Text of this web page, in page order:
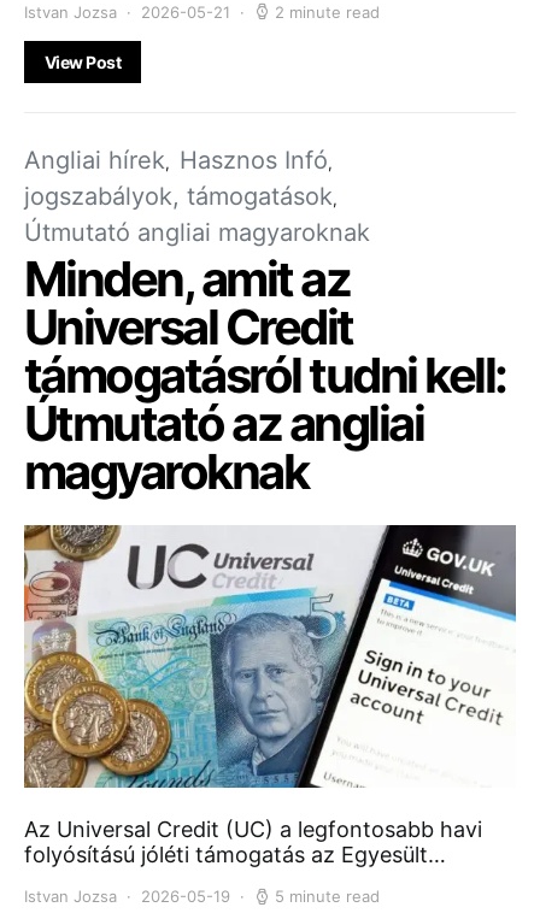
Istvan Jozsa 2026-05-21 2 minute read
View Post
Angliai hírek Hasznos Infó
jogszabályok, támogatások
Útmutató angliai magyaroknak
Minden, amit az
Universal Credit
támogatásról tudni kell:
Útmutató az angliai
magyaroknak
Az Universal Credit (UC) a legfontosabb havi
folyósítású jóléti támogatás az Egyesült…
Istvan Jozsa 2026-05-19 5 minute read